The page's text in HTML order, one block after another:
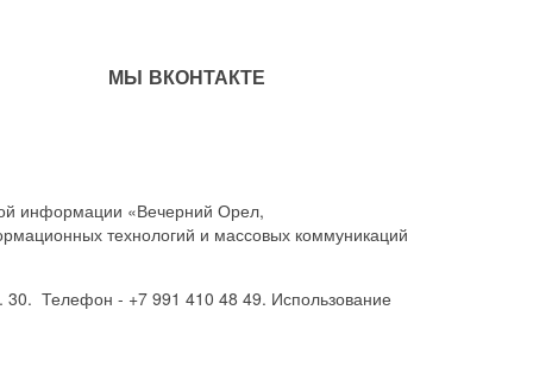
МЫ ВКОНТАКТЕ
информации «Вечерний Орел,
технологий и массовых коммуникаций
30. Телефон - +7 991 410 48 49. Использование